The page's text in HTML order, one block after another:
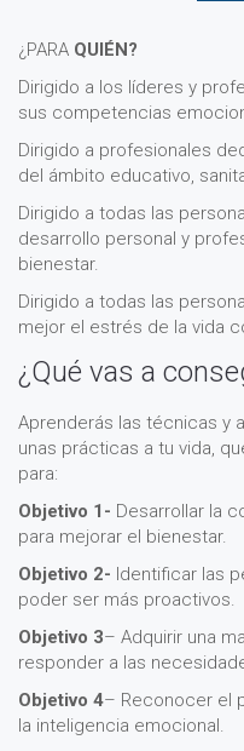
¿PARA QUIÉN?
Dirigido a los líderes y
sus competencias
Dirigido a profesionales
del ámbito educativo,
Dirigido a todas las
desarrollo personal y
bienestar.
Dirigido a todas las
mejor el estrés de la vida
¿Qué vas a
Aprenderás las técnicas y
unas prácticas a tu vida,
para:
Objetivo 1- Desarrollar la
para mejorar el bienestar.
Objetivo 2- Identificar las
poder ser más proactivos.
Objetivo 3– Adquirir una
responder a las
Objetivo 4– Reconocer el
la inteligencia emocional.